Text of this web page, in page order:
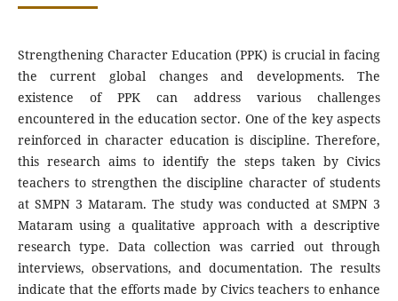
Strengthening Character Education (PPK) is crucial in facing
the current global changes and developments. The
existence of PPK can address various challenges
encountered in the education sector. One of the key aspects
reinforced in character education is discipline. Therefore,
this research aims to identify the steps taken by Civics
teachers to strengthen the discipline character of students
at SMPN 3 Mataram. The study was conducted at SMPN 3
Mataram using a qualitative approach with a descriptive
research type. Data collection was carried out through
interviews, observations, and documentation. The results
indicate that the efforts made by Civics teachers to enhance